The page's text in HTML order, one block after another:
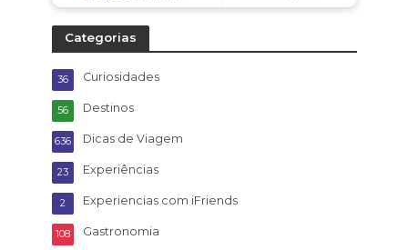
Categorias
Curiosidades
36
Destinos
56
Dicas de Viagem
636
Experiências
23
Experiencias com iFriends
2
Gastronomia
108